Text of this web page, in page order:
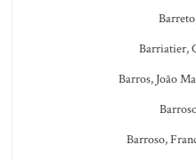
Barriatier,
Barros, João
Barroso,